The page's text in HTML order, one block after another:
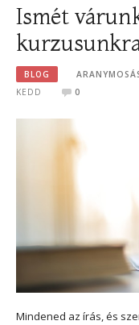
Ismét
BLOG
KEDD
0
Mindened az írás, és